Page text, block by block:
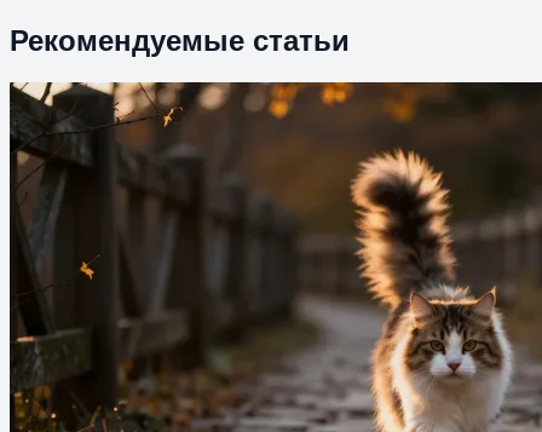
Рекомендуемые статьи